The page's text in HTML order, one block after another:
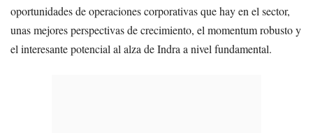
oportunidades de operaciones corporativas que hay en el sector,
unas mejores perspectivas de crecimiento, el momentum robusto y
el interesante potencial al alza de Indra a nivel fundamental.